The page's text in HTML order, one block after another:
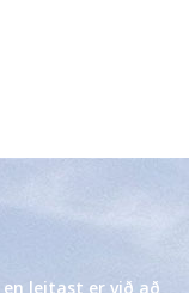
Ein af fyrstu
leitast er við að